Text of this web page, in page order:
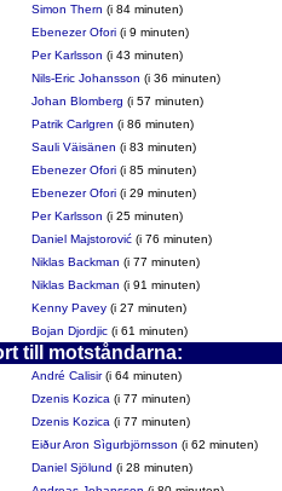
Simon Thern (i 84 minuten)
Ebenezer Ofori (i 9 minuten)
Per Karlsson (i 43 minuten)
Nils-Eric Johansson (i 36 minuten)
Johan Blomberg (i 57 minuten)
Patrik Carlgren (i 86 minuten)
Sauli Väisänen (i 83 minuten)
Ebenezer Ofori (i 85 minuten)
Ebenezer Ofori (i 29 minuten)
Per Karlsson (i 25 minuten)
Daniel Majstorović (i 76 minuten)
Niklas Backman (i 77 minuten)
Niklas Backman (i 91 minuten)
Kenny Pavey (i 27 minuten)
Bojan Djordjic (i 61 minuten)
till motståndarna:
André Calisir(i 64 minuten)
Dzenis Kozica (i 77 minuten)
Dzenis Kozica (i 77 minuten)
Eiður Aron Sìgurbjörnsson (i 62 minuten)
Daniel Sjölund (i 28 minuten)